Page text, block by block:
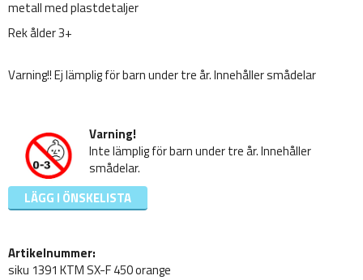
metall med plastdetaljer
Rek ålder 3+
Varning!! Ej lämplig för barn under tre år. Innehåller smådelar
Varning!
Inte lämplig för barn under tre år. Innehåller
smådelar.
LÄGG I ÖNSKELISTA
Artikelnummer:
siku 1391 KTM SX-F 450 orange